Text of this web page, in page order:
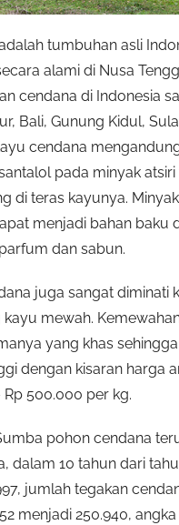
tumbuhan asli
alami di Nusa
cendana di Indonesia
Bali, Gunung Kidul,
cendana
pada minyak atsiri
di teras kayunya.
menjadi bahan baku
dan sabun.
juga sangat diminati
mewah.
yang khas
dengan kisaran harga
Rp 500.000 per kg.
pohon cendana
dalam 10 tahun dari
jumlah tegakan
menjadi 250.940,